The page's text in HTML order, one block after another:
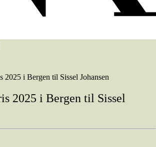
2025 i Bergen til Sissel Johansen
2025 i Bergen til Sissel